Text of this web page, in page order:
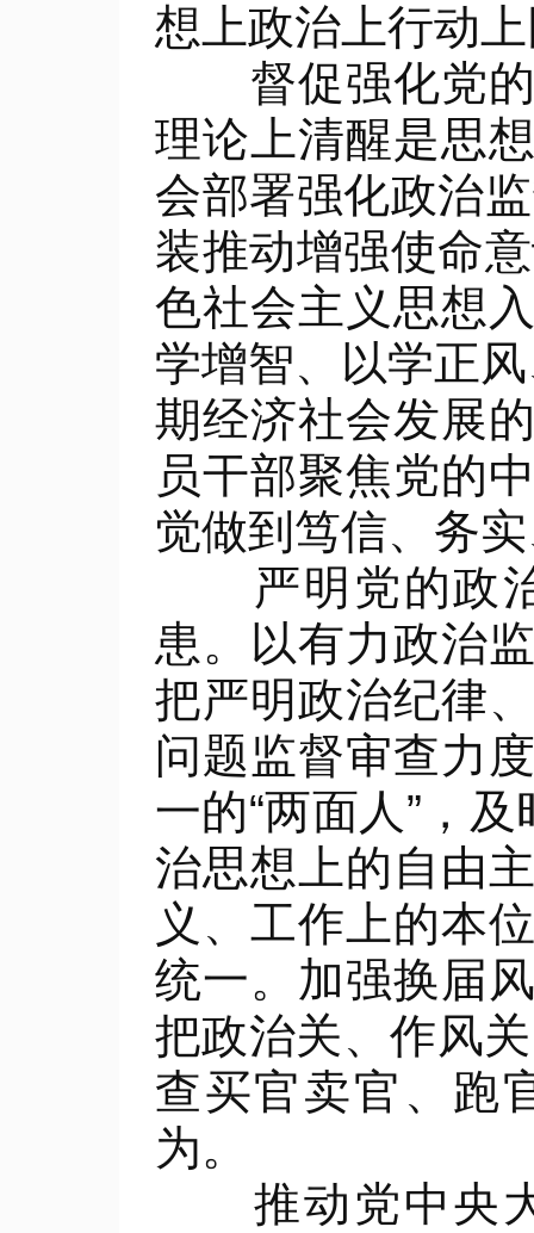
想上政治上行动
督促强化党的
理论上清醒是思
会部署强化政治
装推动增强使命
色社会主义思想
学增智、以学正
期经济社会发展
员干部聚焦党的
觉做到笃信、务
严明党的政治
患。以有力政治
把严明政治纪律
问题监督审查力
一的“两面人”，
治思想上的自由
义、工作上的本
统一。加强换届
把政治关、作风
查买官卖官、跑
为。
推动党中央大